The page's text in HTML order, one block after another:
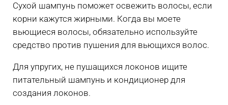
Сухой шампунь поможет освежить волосы, если
корни кажутся жирными. Когда вы моете
вьющиеся волосы, обязательно используйте
средство против пушения для вьющихся волос.
Для упругих, не пушащихся локонов ищите
питательный шампунь и кондиционер для
создания локонов.